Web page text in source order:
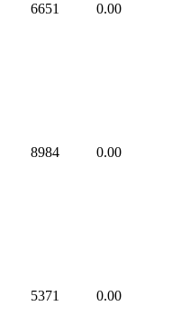
6651 0.00
8984 0.00
5371 0.00